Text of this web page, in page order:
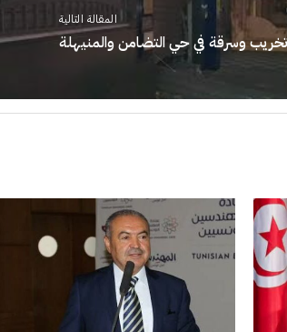
المقالة التالية
وسرقة في حي التضامن والمنيهلة